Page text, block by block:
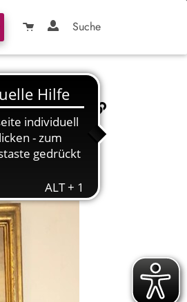
Suche